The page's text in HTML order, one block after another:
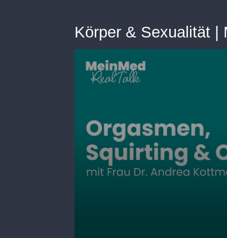
Körper & Sexualität |